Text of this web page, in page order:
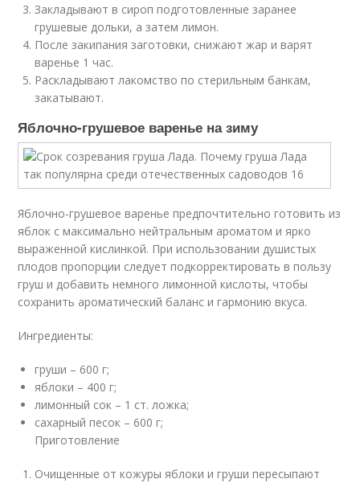
Закладывают в сироп подготовленные заранее
грушевые дольки, а затем лимон.
После закипания заготовки, снижают жар и варят
варенье 1 час.
Раскладывают лакомство по стерильным банкам,
закатывают.
Яблочно-грушевое варенье на зиму
Яблочно-грушевое варенье предпочтительно готовить из
яблок с максимально нейтральным ароматом и ярко
выраженной кислинкой. При использовании душистых
плодов пропорции следует подкорректировать в пользу
груш и добавить немного лимонной кислоты, чтобы
сохранить ароматический баланс и гармонию вкуса.
Ингредиенты:
груши – 600 г;
яблоки – 400 г;
лимонный сок – 1 ст. ложка;
сахарный песок – 600 г;
Приготовление
Очищенные от кожуры яблоки и груши пересыпают